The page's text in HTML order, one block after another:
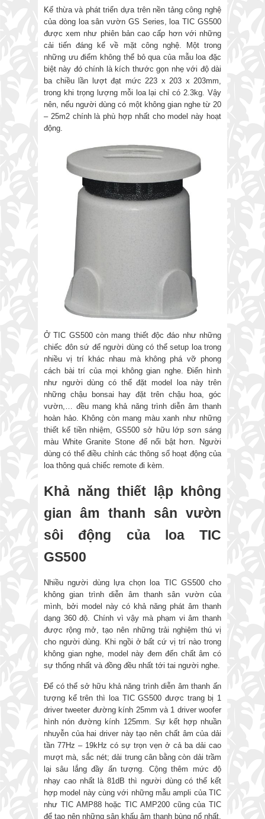
Kế thừa và phát triển dựa trên nền tảng công nghệ
của dòng loa sân vườn GS Series, loa TIC GS500
được xem như phiên bản cao cấp hơn với những
cải tiến đáng kể về mặt công nghệ. Một trong
những ưu điểm không thể bỏ qua của mẫu loa đặc
biệt này đó chính là kích thước gọn nhẹ với độ dài
ba chiều lần lượt đạt mức 223 x 203 x 203mm,
trong khi trọng lượng mỗi loa lại chỉ có 2.3kg. Vậy
nên, nếu người dùng có một không gian nghe từ 20
– 25m2 chính là phù hợp nhất cho model này hoạt
động.
Ở TIC GS500 còn mang thiết độc đáo như những
chiếc đôn sứ để người dùng có thể setup loa trong
nhiều vị trí khác nhau mà không phá vỡ phong
cách bài trí của mọi không gian nghe. Điển hình
như người dùng có thể đặt model loa này trên
những chậu bonsai hay đặt trên chậu hoa, góc
vườn,… đều mang khả năng trình diễn âm thanh
hoàn hảo. Không còn mang màu xanh như những
thiết kế tiền nhiệm, GS500 sở hữu lớp sơn sáng
màu White Granite Stone để nổi bật hơn. Người
dùng có thể điều chỉnh các thông số hoạt động của
loa thông quá chiếc remote đi kèm.
Khả năng thiết lập không
gian âm thanh sân vườn
sôi động của loa TIC
GS500
Nhiều người dùng lựa chọn loa TIC GS500 cho
không gian trình diễn âm thanh sân vườn của
mình, bởi model này có khả năng phát âm thanh
dạng 360 độ. Chính vì vậy mà phạm vi âm thanh
được rộng mở, tạo nên những trải nghiệm thú vị
cho người dùng. Khi ngồi ở bất cứ vị trí nào trong
không gian nghe, model này đem đến chất âm có
sự thống nhất và đồng đều nhất tới tai người nghe.
Để có thể sở hữu khả năng trình diễn âm thanh ấn
tượng kể trên thì loa TIC GS500 được trang bị 1
driver tweeter đường kính 25mm và 1 driver woofer
hình nón đường kính 125mm. Sự kết hợp nhuần
nhuyễn của hai driver này tạo nên chất âm của dải
tần 77Hz – 19kHz có sự trọn vẹn ở cả ba dải cao
mượt mà, sắc nét; dải trung cân bằng còn dải trầm
lại sâu lắng đầy ấn tượng. Cộng thêm mức độ
nhạy cao nhất là 81dB thì người dùng có thể kết
hợp model này cùng với những mẫu ampli của TIC
như TIC AMP88 hoặc TIC AMP200 cũng của TIC
để tạo nên những sân khấu âm thanh bùng nổ nhất.